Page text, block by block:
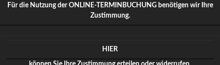
Für die Nutzung der ONLINE-TERMINBUCHUNG benötigen wir Ihre
Zustimmung.
HIER